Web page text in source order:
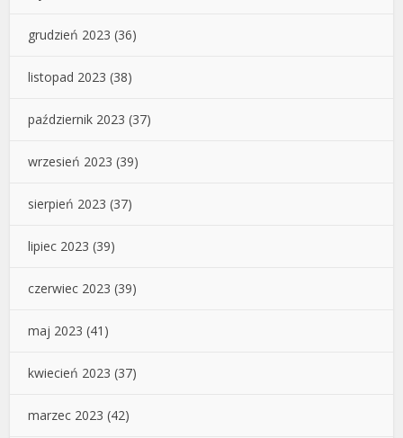
grudzień 2023 (36)
listopad 2023 (38)
październik 2023 (37)
wrzesień 2023 (39)
sierpień 2023 (37)
lipiec 2023 (39)
czerwiec 2023 (39)
maj 2023 (41)
kwiecień 2023 (37)
marzec 2023 (42)